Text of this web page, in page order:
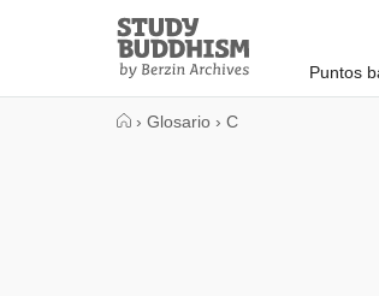
Study
Buddhism
Home
Puntos
› Glosario › C